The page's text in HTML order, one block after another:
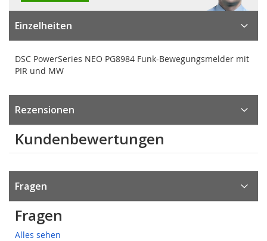
Einzelheiten
DSC PowerSeries NEO PG8984 Funk-Bewegungsmelder mit
PIR und MW
Rezensionen
Kundenbewertungen
Fragen
Fragen
Alles sehen